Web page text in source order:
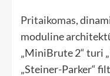
Pritaikomas,
moduline
„MiniBrute 2“ turi
„Steiner-Parker“